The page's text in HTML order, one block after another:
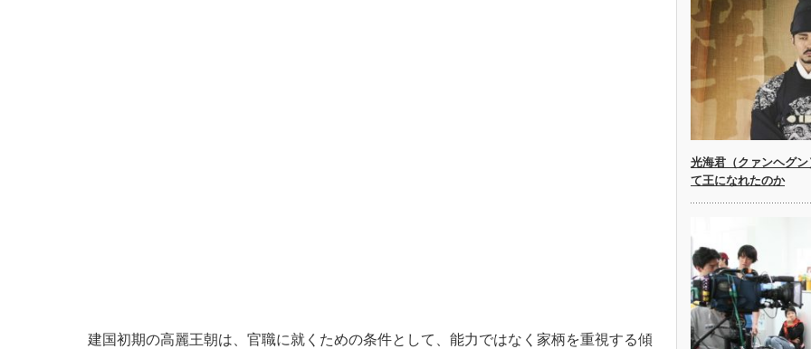
建国初期の高麗王朝は、官職に就くための条件として、能力ではなく家柄を重視する傾
光海君（クァンヘグ
て王になれたのか